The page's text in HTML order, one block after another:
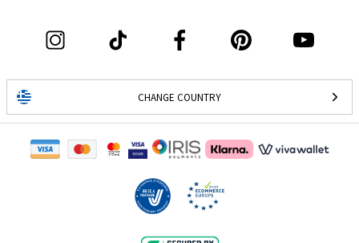
CHANGE COUNTRY